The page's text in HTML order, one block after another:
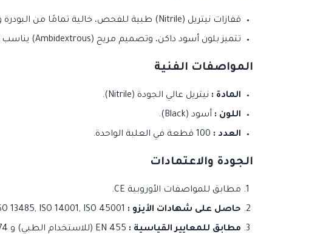
قفازات نيتريل (Nitrile) طبية للفحص، خالية تمامًا من البودرة واللاتكس الطبيعي، مما يجعلها آمنة لأصحاب البشرة الحساسة.
تتميز بلون أسود داكن، وتصميم مريح (Ambidextrous) يناسب كلتا اليدين، مع أطراف أصابع محببة (Textured) لضمان ثبات القبضة.
المواصفات الفنية
المادة : نيتريل عالي الجودة (Nitrile).
اللون : أسود (Black).
العدد :
الجودة والاعتمادات
مطابق للمواصفات الأوروبية CE.
حاصل على شهادات الأيزو :
مطابق للمعايير القياسية :